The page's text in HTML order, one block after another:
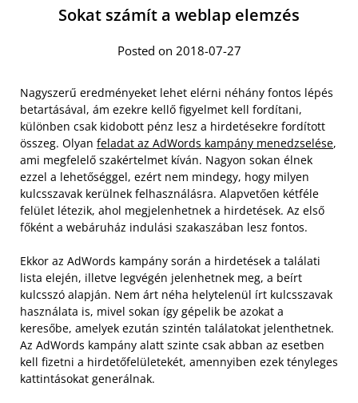
Sokat számít a weblap elemzés
Posted on 2018-07-27
Nagyszerű eredményeket lehet elérni néhány fontos lépés
betartásával, ám ezekre kellő figyelmet kell fordítani,
különben csak kidobott pénz lesz a hirdetésekre fordított
összeg. Olyan feladat az AdWords kampány menedzselése,
ami megfelelő szakértelmet kíván. Nagyon sokan élnek
ezzel a lehetőséggel, ezért nem mindegy, hogy milyen
kulcsszavak kerülnek felhasználásra. Alapvetően kétféle
felület létezik, ahol megjelenhetnek a hirdetések. Az első
főként a webáruház indulási szakaszában lesz fontos.
Ekkor az AdWords kampány során a hirdetések a találati
lista elején, illetve legvégén jelenhetnek meg, a beírt
kulcsszó alapján. Nem árt néha helytelenül írt kulcsszavak
használata is, mivel sokan így gépelik be azokat a
keresőbe, amelyek ezután szintén találatokat jelenthetnek.
Az AdWords kampány alatt szinte csak abban az esetben
kell fizetni a hirdetőfelületekét, amennyiben ezek tényleges
kattintásokat generálnak.